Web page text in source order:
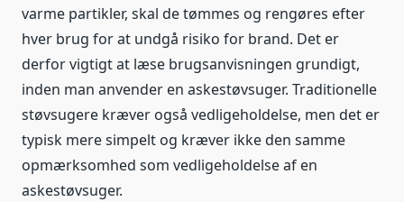
varme partikler, skal de tømmes og rengøres efter
hver brug for at undgå risiko for brand. Det er
derfor vigtigt at læse brugsanvisningen grundigt,
inden man anvender en askestøvsuger. Traditionelle
støvsugere kræver også vedligeholdelse, men det er
typisk mere simpelt og kræver ikke den samme
opmærksomhed som vedligeholdelse af en
askestøvsuger.